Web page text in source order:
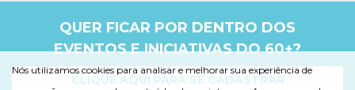
QUER FICAR POR DENTRO DOS
EVENTOS E INICIATIVAS DO 60+?
CLIQUE AQUI PARA SE CADASTRAR
Nós utilizamos cookies para analisar e melhorar sua experiência de